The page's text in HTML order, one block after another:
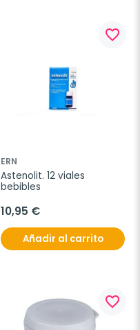
favorite_border
ERN
Astenolit. 12 viales
bebibles
10,95 €
Añadir al carrito
favorite_border